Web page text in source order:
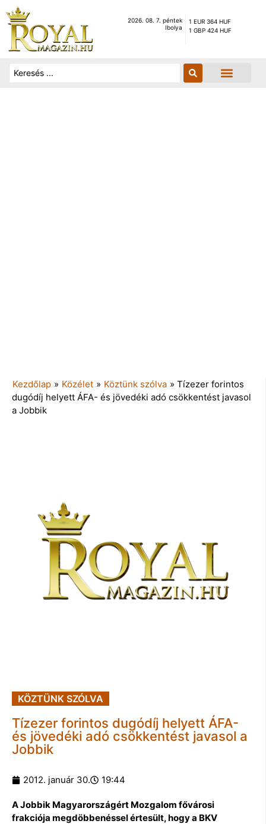
2026. 08. 7. péntek
Ibolya
1 EUR 364 HUF
1 GBP 424 HUF
Kezdőlap » Közélet » Köztünk szólva » Tízezer forintos
dugódíj helyett ÁFA- és jövedéki adó csökkentést javasol
a Jobbik
KÖZTÜNK SZÓLVA
Tízezer forintos dugódíj helyett ÁFA-
és jövedéki adó csökkentést javasol a
Jobbik
2012. január 30. 19:44
A Jobbik Magyarországért Mozgalom fővárosi
frakciója megdöbbenéssel értesült, hogy a BKV